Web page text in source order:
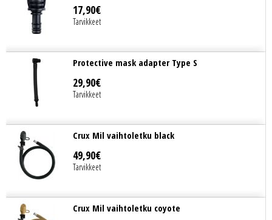
17,90€
Tarvikkeet
Protective mask adapter Type S
29,90€
Tarvikkeet
Crux Mil vaihtoletku black
49,90€
Tarvikkeet
Crux Mil vaihtoletku coyote